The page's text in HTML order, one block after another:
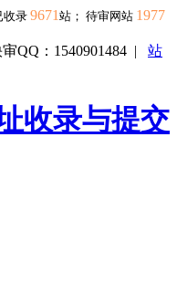
收录 9671 站； 待审网站 1977
QQ：1540901484 | 站
收录与提交